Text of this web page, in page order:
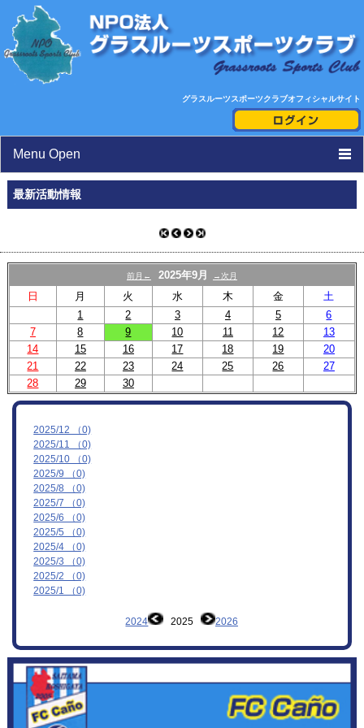
グラスルーツスポーツクラブオフィシャルサイト
Menu Open
TOP
活動日程表
スタッフ紹介
クラブ紹介
toto助成活動
MOVIE
最新活動情報
前月← 2025年9月 →次月
日 月 火 水 木 金
土
1
2 3 4 5
6
7
8 9 10 11 12
13
14
15 16 17 18 19
20
21
22 23 24 25 26
27
28
29 30
2025/12 （0)
2025/11 （0)
2025/10 （0)
2025/9 （0)
2025/8 （0)
2025/7 （0)
2025/6 （0)
2025/5 （0)
2025/4 （0)
2025/3 （0)
2025/2 （0)
2025/1 （0)
2024 2025 2026